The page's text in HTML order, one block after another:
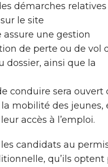
démarches relatives
le site
une gestion
de perte ou de vol
dossier, ainsi que la
conduire sera ouvert
la mobilité des jeunes,
accès à l’emploi.
candidats au
qu’ils optent